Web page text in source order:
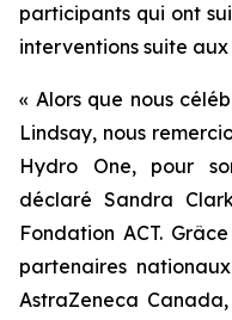
participants qui ont
interventions suite aux
« Alors que nous
Lindsay, nous
Hydro One, pour
déclaré Sandra
Fondation ACT.
partenaires
AstraZeneca